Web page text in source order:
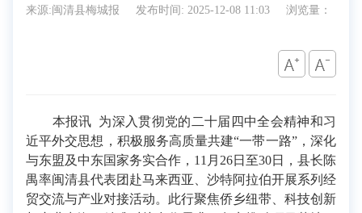
来源:闽清县梅城报 发布时间: 2025-12-08 11:03 浏览量：
本报讯 为深入贯彻党的二十届四中全会精神和习
近平外交思想，积极服务高质量共建“一带一路”，深化
与东盟及中东国家务实合作，11月26日至30日，县长陈
禺率闽清县代表团赴马来西亚、沙特阿拉伯开展系列经
贸交流与产业对接活动。此行聚焦侨乡纽带、科技创新